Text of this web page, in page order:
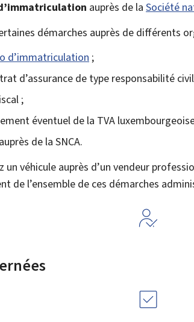
auprès de la Société
démarches auprès de différents
d’immatriculation ;
d’assurance de type responsabilité
;
éventuel de la TVA
de la SNCA.
un véhicule auprès d’un vendeur
de l’ensemble de ces démarches